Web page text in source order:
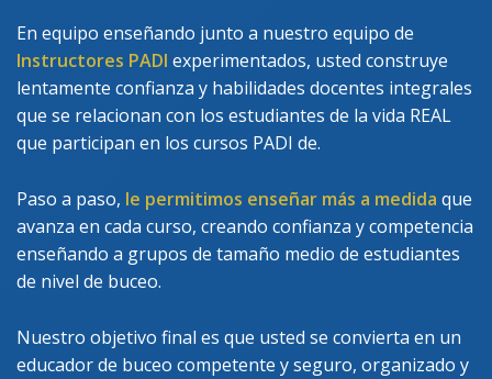
En equipo enseñando junto a nuestro equipo de
Instructores PADI experimentados, usted construye
lentamente confianza y habilidades docentes integrales
que se relacionan con los estudiantes de la vida REAL
que participan en los cursos PADI de.
Paso a paso, le permitimos enseñar más a medida que
avanza en cada curso, creando confianza y competencia
enseñando a grupos de tamaño medio de estudiantes
de nivel de buceo.
Nuestro objetivo final es que usted se convierta en un
educador de buceo competente y seguro, organizado y